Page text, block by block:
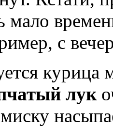
мало
с
курица
лук